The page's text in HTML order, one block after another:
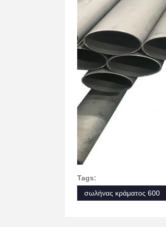
Tags:
σωλήνας κράματος 600